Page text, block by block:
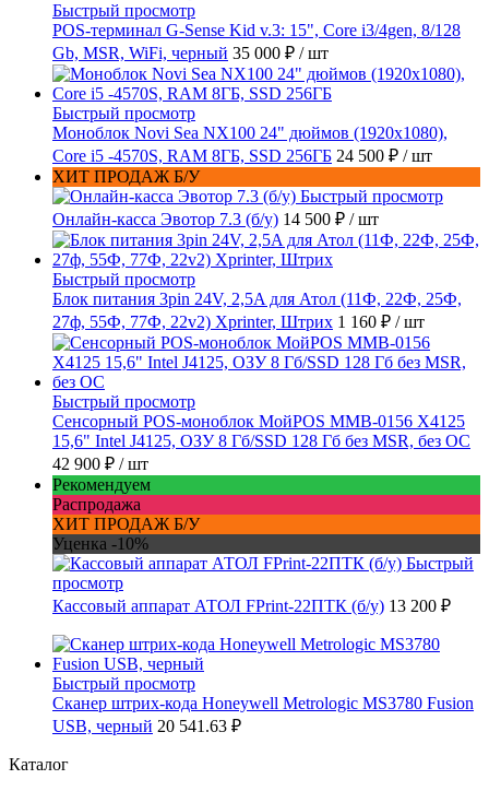
Быстрый просмотр
POS-терминал G-Sense Kid v.3: 15", Core i3/4gen, 8/128
Gb, MSR, WiFi, черный 35 000 ₽ / шт
Быстрый просмотр
Моноблок Novi Sea NX100 24" дюймов (1920x1080),
Core i5 -4570S, RAM 8ГБ, SSD 256ГБ 24 500 ₽ / шт
ХИТ ПРОДАЖ Б/У
Быстрый просмотр
Онлайн-касса Эвотор 7.3 (б/у) 14 500 ₽ / шт
Быстрый просмотр
Блок питания 3pin 24V, 2,5A для Атол (11Ф, 22Ф, 25Ф,
27ф, 55Ф, 77Ф, 22v2) Xprinter, Штрих 1 160 ₽ / шт
Быстрый просмотр
Сенсорный POS-моноблок МойPOS MMB-0156 X4125
15,6" Intel J4125, ОЗУ 8 Гб/SSD 128 Гб без MSR, без ОС
42 900 ₽ / шт
Рекомендуем
Распродажа
ХИТ ПРОДАЖ Б/У
Уценка -10%
Быстрый
просмотр
Кассовый аппарат АТОЛ FPrint-22ПТК (б/у) 13 200 ₽
Быстрый просмотр
Сканер штрих-кода Honeywell Metrologic MS3780 Fusion
USB, черный 20 541.63 ₽
Каталог